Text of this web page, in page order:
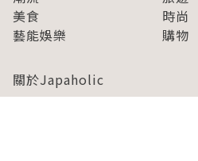
美食
時尚
藝能娛樂
購物
關於Japaholic